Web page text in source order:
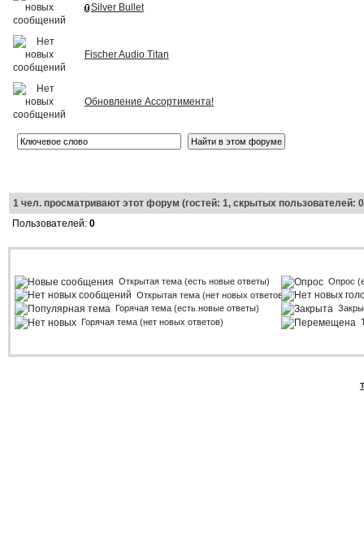
Silver Bullet
Fischer Audio Titan
Обновление Ассортимента!
1чел. просматривают этот форум (гостей: 1, скрытых пользователей:
Пользователей: 0
Открытая тема (есть новые ответы)
Открытая тема (нет новых ответов)
Горячая тема (есть новые ответы)
Горячая тема (нет новых ответов)
Опрос